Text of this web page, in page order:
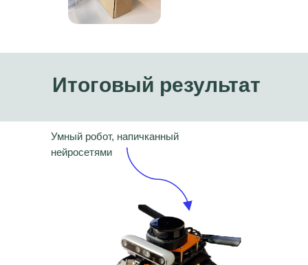
Итоговый результат
Умный робот, напичканный
нейросетями